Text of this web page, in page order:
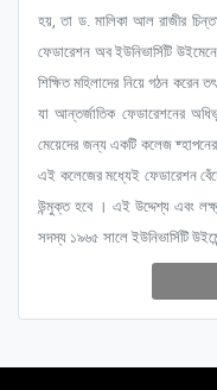
হয়, তা ড. মালিকা আল রাজীর
ফেডারেশন অব ইউনিভার্সিটি
শিক্ষিত মহিলাদের নিয়ে গঠন করেন
যা আন্তর্জাতিক ফেডারেশনের
মেয়েদের জন্য একটি কলেজ
এই কলেজের মধ্যেই ফেডারেশন
উন্মুক্ত হবে । এই উদ্দেশ্য এবং
সদস্য ১৯৬৫ সালে ইউনিভার্সিটি